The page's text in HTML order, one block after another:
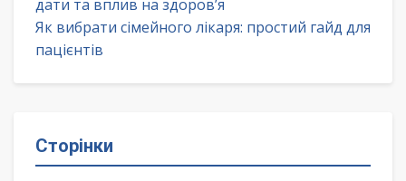
дати та вплив на здоров’я
Як вибрати сімейного лікаря: простий гайд для
пацієнтів
Сторінки